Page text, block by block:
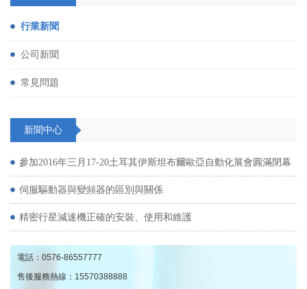
行業新聞
公司新聞
常見問題
新聞中心
參加2016年三月17-20土耳其伊斯坦布爾歐亞自動化展會圓滿閉幕
伺服驅動器與變頻器的區別與關係
精密行星減速機正確的安裝、使用和維護
電話： 0576-86557777
售後服務熱線： 15570388888